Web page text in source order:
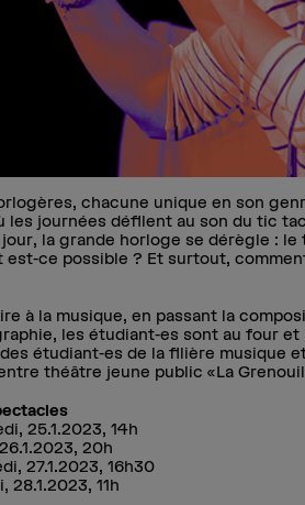
chacune unique en son
les journées défilent au son du tic
jour, la grande horloge se dérègle : le
est-ce possible ? Et surtout,
à la musique, en passant la
les étudiant-es sont au four
étudiant-es de la filière musique
théâtre jeune public «La
25.1.2023, 14h
20h
27.1.2023, 16h30
28.1.2023, 11h